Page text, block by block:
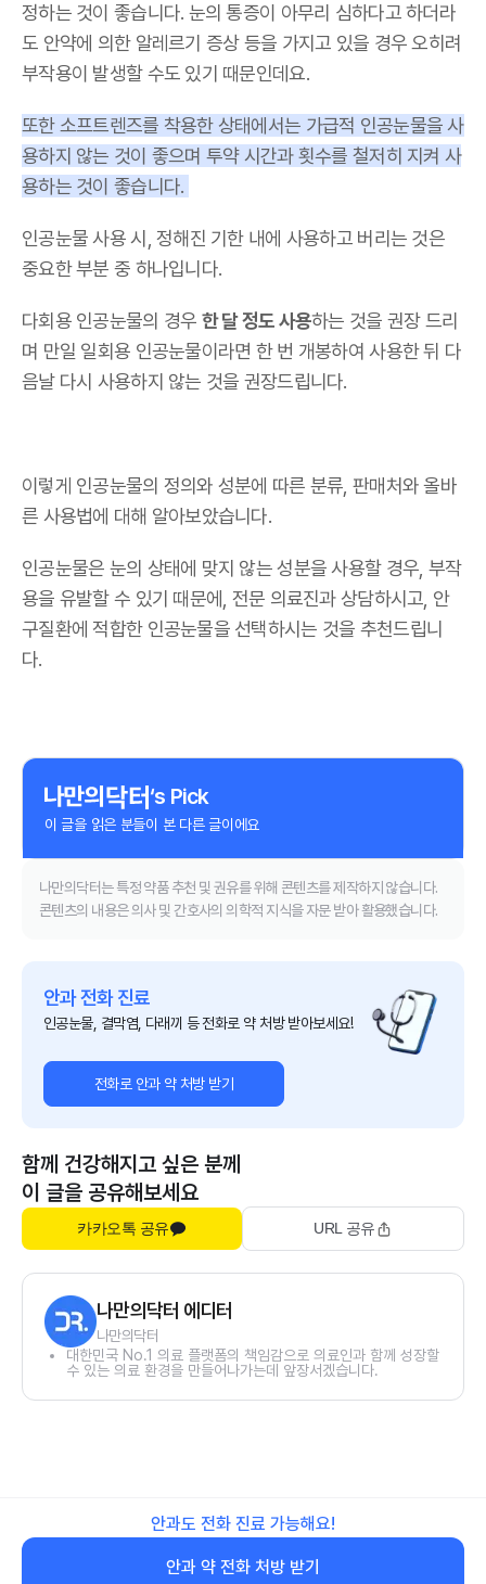
정하는 것이 좋습니다. 눈의 통증이 아무리 심하다고 하더라
도 안약에 의한 알레르기 증상 등을 가지고 있을 경우 오히려
부작용이 발생할 수도 있기 때문인데요.
또한 소프트렌즈를 착용한 상태에서는 가급적 인공눈물을 사
용하지 않는 것이 좋으며 투약 시간과 횟수를 철저히 지켜 사
용하는 것이 좋습니다.
인공눈물 사용 시, 정해진 기한 내에 사용하고 버리는 것은
중요한 부분 중 하나입니다.
다회용 인공눈물의 경우 한 달 정도 사용하는 것을 권장 드리
며 만일 일회용 인공눈물이라면 한 번 개봉하여 사용한 뒤 다
음날 다시 사용하지 않는 것을 권장드립니다.
이렇게 인공눈물의 정의와 성분에 따른 분류, 판매처와 올바
른 사용법에 대해 알아보았습니다.
인공눈물은 눈의 상태에 맞지 않는 성분을 사용할 경우, 부작
용을 유발할 수 있기 때문에, 전문 의료진과 상담하시고, 안
구질환에 적합한 인공눈물을 선택하시는 것을 추천드립니
다.
‘s Pick
이 글을 읽은 분들이 본 다른 글이에요
나만의닥터는 특정 약품 추천 및 권유를 위해 콘텐츠를 제작하지 않습니다.
콘텐츠의 내용은 의사 및 간호사의 의학적 지식을 자문 받아 활용했습니다.
안과 전화 진료
인공눈물, 결막염, 다래끼 등 전화로 약 처방 받아보세요!
전화로 안과 약 처방 받기
함께 건강해지고 싶은 분께
이 글을 공유해보세요
카카오톡 공유 URL 공유
나만의닥터 에디터
나만의닥터
대한민국 No.1 의료 플랫폼의 책임감으로 의료인과 함께 성장할
수 있는 의료 환경을 만들어나가는데 앞장서겠습니다.
안과도 전화 진료 가능해요!
안과 약 전화 처방 받기